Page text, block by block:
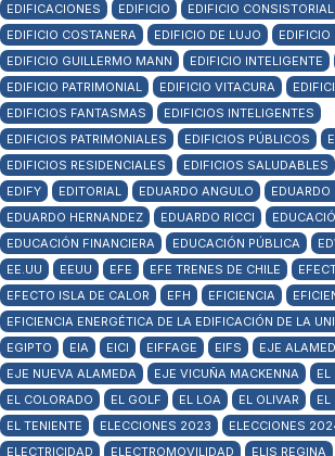
EDIFICACIONES
EDIFICIO
EDIFICIO CONSISTORIAL
EDIFICIO COSTANERA
EDIFICIO DE LUJO
EDIFICIO
EDIFICIO GUILLERMO MANN
EDIFICIO INTELIGENTE
EDIFICIO PATRIMONIAL
EDIFICIO VITACURA
EDIFICIOS FANTASMAS
EDIFICIOS INTELIGENTES
EDIFICIOS PATRIMONIALES
EDIFICIOS PÚBLICOS
EDIFICIOS RESIDENCIALES
EDIFICIOS SALUDABLES
EDIFY
EDITORIAL EDUARDO ANGULO
EDUARDO
EDUARDO HERNANDEZ
EDUARDO RICCI
EDUCACIÓN FINANCIERA
EDUCACIÓN PÚBLICA
EE.UU
EEUU EFE EFE TRENES DE CHILE
EFECTO ISLA DE CALOR
EFH EFICIENCIA
EFICIENCIA ENERGÉTICA DE LA EDIFICACIÓN DE LA
EGIPTO
EIA EICI EIFFAGE EIFS EJE
EJE NUEVA ALAMEDA
EJE VICUÑA MACKENNA
EL
EL COLORADO
EL GOLF EL LOA EL OLIVAR
EL
EL TENIENTE
ELECCIONES 2023 ELECCIONES
ELECTRICIDAD
ELECTROMOVILIDAD ELIS REGINA